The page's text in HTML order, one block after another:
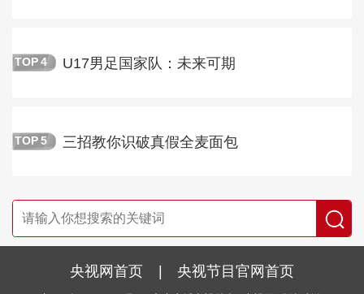
TOP 4 U17男足国家队：未来可期
TOP 5 三招教你识破真假全麦面包
央视网首页 | 央视节目官网首页